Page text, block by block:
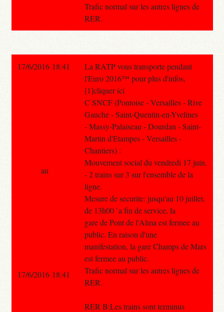
Trafic normal sur les autres lignes de
RER.
17/6/2016 18:41
La RATP vous transporte pendant
l'Euro 2016™ pour plus d'infos,
[1]cliquer ici
C SNCF (Pontoise - Versailles - Rive
Gauche - Saint-Quentin-en-Yvelines
- Massy-Palaiseau - Dourdan - Saint-
Martin d'Etampes - Versailles -
Chantiers) :
Mouvement social du vendredi 17 juin.
- 2 trains sur 3 sur l'ensemble de la
ligne.
Mesure de securite: jusqu'au 10 juillet,
de 13h00 `a fin de service, la
gare de Pont de l'Alma est fermee au
public. En raison d'une
manifestation, la gare Champs de Mars
est fermee au public.
Trafic normal sur les autres lignes de
RER.
RER B:Les trains sont terminus
au
17/6/2016 18:41